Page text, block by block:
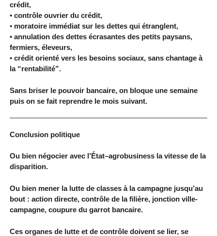
crédit,
• contrôle ouvrier du crédit,
• moratoire immédiat sur les dettes qui étranglent,
• annulation des dettes écrasantes des petits paysans,
fermiers, éleveurs,
• crédit orienté vers les besoins sociaux, sans chantage à
la “rentabilité”.
Sans briser le pouvoir bancaire, on bloque une semaine
puis on se fait reprendre le mois suivant.
Conclusion politique
Ou bien négocier avec l’État–agrobusiness la vitesse de la
disparition.
Ou bien mener la lutte de classes à la campagne jusqu’au
bout : action directe, contrôle de la filière, jonction ville-
campagne, coupure du garrot bancaire.
Ces organes de lutte et de contrôle doivent se lier, se